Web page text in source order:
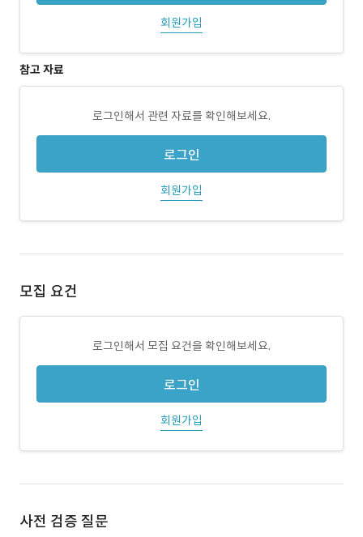
회원가입
참고 자료
로그인해서 관련 자료를 확인해보세요.
로그인
회원가입
모집 요건
로그인해서 모집 요건을 확인해보세요.
로그인
회원가입
사전 검증 질문